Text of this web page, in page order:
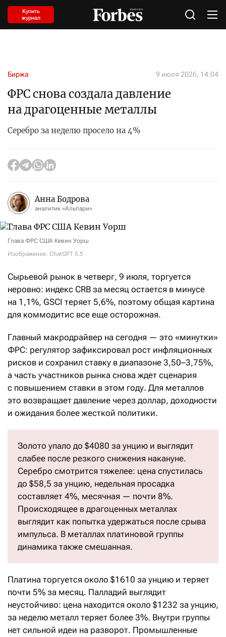
Купить
журнал
Биржа 9 июля 2026, 14:04
ФРС снова создала давление
на драгоценные металлы
Серебро за неделю просело на 4%
Анна Бодрова
аналитик «Альпари»
Глава ФРС США Кевин Уорш
Изображение: ChatGPT 5.5
Сырьевой рынок в четверг, 9 июля, торгуется
неровно: индекс CRB за месяц остается в минусе
на 1,1%, GSCI теряет 5,6%, поэтому общая картина
для коммодитис все еще осторожная.
Главный макродрайвер на сегодня — это «минутки»
ФРС: регулятор зафиксировал рост инфляционных
рисков и сохранил ставку в диапазоне 3,50–3,75%,
а часть участников рынка снова ждет сценария
с повышением ставки в этом году. Для металлов
это возвращает давление через доллар, доходности
и ожидания более жесткой политики.
Золото упало до $4080 за унцию и выглядит
слабее после резкого снижения накануне.
Серебро смотрится тяжелее: цена спустилась
до $58,5 за унцию, недельная просадка
составляет 4%, месячная — почти 8%.
Происходящее в драгоценных металлах
выглядит как попытка удержаться после срыва
импульса. В металлах платиновой группы
динамика также смешанная.
Платина торгуется около $1610 за унцию и теряет
почти 5% за месяц. Палладий выглядит
неустойчиво: цена находится около $1232 за унцию,
за неделю металл теряет более 3%. Внутри группы
нет сильной идеи на разворот. Промышленные